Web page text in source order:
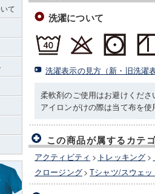
洗濯について
洗濯表示の見方（新・旧洗濯
柔軟剤のご使用はお避けくださ
アイロンがけの際は当て布を使
この商品が属するカテ
アクティビティ > トレッキング >
クロージング> Tシャツ/スウェッ
て